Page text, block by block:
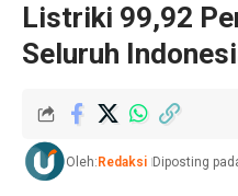
Listriki 99,92
Seluruh
Oleh: Redaksi Diposting